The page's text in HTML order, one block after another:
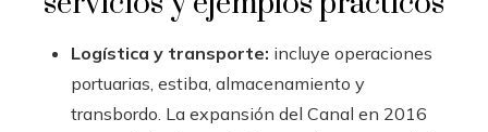
Logística y transporte: incluye operaciones
portuarias, estiba, almacenamiento y
transbordo. La expansión del Canal en 2016